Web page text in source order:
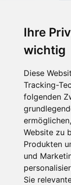
Ihre
wichtig
Diese
Tracking-
folgenden
ermöglichen,
Website zu
Produkten
und
Sie
Die
09.12.2025
Wer mit der
muss viel